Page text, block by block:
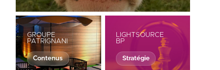
GROUPE
PATRIGNANI
Contenus
LIGHTSOURCE
BP
Stratégie